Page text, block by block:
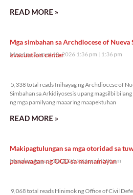
READ MORE »
Mga simbahan sa Archdiocese of Nueva
evacuation center
Monday, August 10, 2026 1:36 pm 1:36 pm
5,338 total reads Inihayag ng Archdiocese of
Simbahan sa Arkidiyosesis upang magsilbi
ng mga pamilyang maaaring maapektuhan
READ MORE »
Makipagtulungan sa mga otoridad sa
panawagan ng OCD sa mamamayan
Monday, August 10, 2026 9:26 am 9:26 am
9,068 total reads Hinimok ng Office of Civil